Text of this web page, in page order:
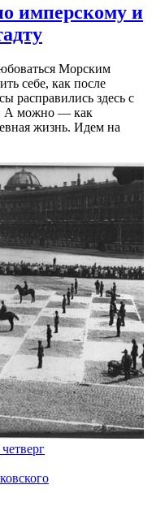
имперскому и
Морским
себе, как после
расправились здесь с
А можно — как
жизнь. Идем на